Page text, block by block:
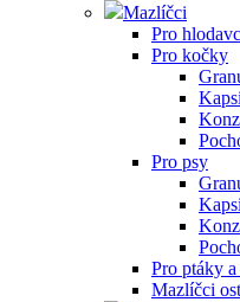
Mazlíčci
Pro
Pro kočky
Pro psy
Pro ptáky
Mazlíčci